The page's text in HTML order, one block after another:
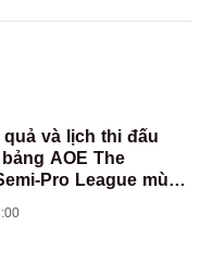
và lịch thi đấu
AOE The
Pro League mùa